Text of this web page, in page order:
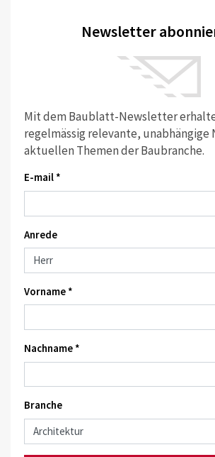
Newsletter
Mit dem Baublatt-Newsletter
regelmässig relevante, unabhängige
aktuellen Themen der Baubranche.
E-mail *
Anrede
Vorname *
Nachname *
Branche